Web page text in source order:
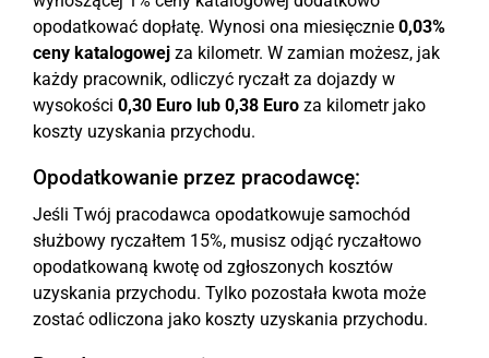
opodatkować dopłatę. Wynosi ona miesięcznie 0,03%
ceny katalogowej za kilometr. W zamian możesz, jak
każdy pracownik, odliczyć ryczałt za dojazdy w
wysokości 0,30 Euro lub 0,38 Euro za kilometr jako
koszty uzyskania przychodu.
Opodatkowanie przez pracodawcę:
Jeśli Twój pracodawca opodatkowuje samochód
służbowy ryczałtem 15%, musisz odjąć ryczałtowo
opodatkowaną kwotę od zgłoszonych kosztów
uzyskania przychodu. Tylko pozostała kwota może
zostać odliczona jako koszty uzyskania przychodu.